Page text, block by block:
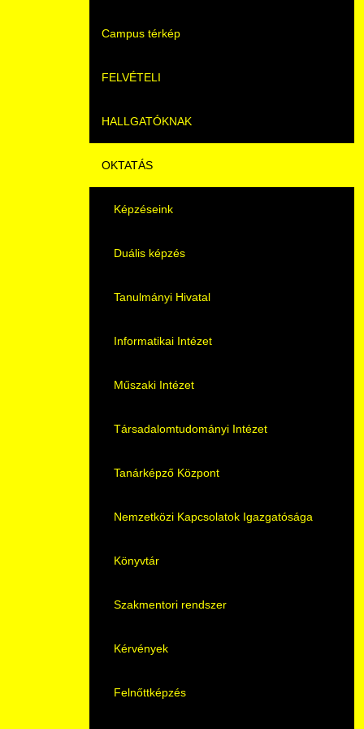
Videók
Álláshirdetések
Campus térkép
FELVÉTELI
Pontozási rendszer szabályai
Felvetteknek
Képzéseink
Duális képzés
Átjelentkezés
Gyakori Kérdések
Pályaorientációs tanácsadás
MTMI Szakok
Sportolóként egyetemista
HALLGATÓKNAK
Képzéseink
Duális képzés
Könyvtár
K+F+I
Tanulmányi Tájékoztató
HASIT
Nyelvvizsga
Neptun
DIÁKHITEL
Moodle
Átjelentkezőknek
Hallgatói pályázatok
Karrier
OKTATÁS
Képzéseink
Duális képzés
Tanulmányi Hivatal
Informatikai Intézet
Műszaki Intézet
Társadalomtudományi Intézet
Tanárképző Központ
Nemzetközi Kapcsolatok Igazgatósága
Könyvtár
Szakmentori rendszer
Kérvények
Felnőttképzés